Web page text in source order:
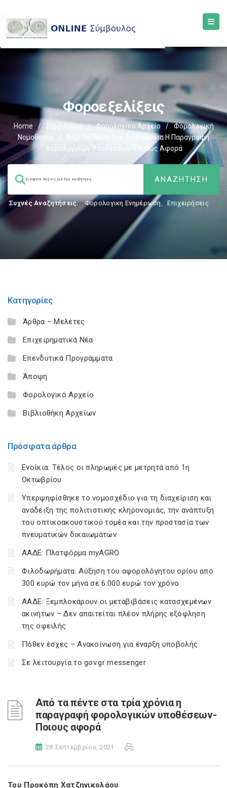
Φοροεξελίξεις
Home / Σύμβουλος / Φορολογικό Αρχείο /
Φορολογική
Νομοθεσία
Από Τα Πέντε Στα Τρία Χρόνια Η Παραγραφή
Φορολογικών Υποθέσεων- Ποιους Αφορά
Συχνές Αναζητήσεις: Φορολογικη Ενημέρωση, Επιχειρήσεις
Κατηγορίες
Άρθρα – Μελέτες
Επιχειρηματικά Νέα
Επενδυτικά Προγράμματα
Άποψη
Φορολογικό Αρχείο
Βιβλιοθήκη Αρχείων
Πρόσφατα άρθρα
Ενοίκια: Τέλος οι πληρωμές με μετρητά από 1η
Οκτωβρίου
Υπερψηφίσθηκε το νομοσχέδιο για τη διαχείριση και
ανάδειξη της πολιτιστικής κληρονομιάς, την ανάπτυξη
του οπτικοακουστικού τομέα και την προστασία των
πνευματικών δικαιωμάτων
ΑΑΔΕ: Πλατφόρμα myAGRO
Φιλοδωρήματα: Αύξηση του αφορολόγητου ορίου από
300 ευρώ τον μήνα σε 6.000 ευρώ τον χρόνο
ΑΑΔΕ: Ξεμπλοκάρουν οι μεταβιβάσεις κατασχεμένων
ακινήτων – Δεν απαιτείται πλέον πλήρης εξόφληση
της οφειλής
Πόθεν έσχες – Ανακοίνωση για έναρξη υποβολής
Σε λειτουργία το gov.gr messenger
Από τα πέντε στα τρία χρόνια η
παραγραφή φορολογικών υποθέσεων-
Ποιους αφορά
28 Σεπτεμβρίου, 2021
Του Προκόπη Χατζηνικολάου